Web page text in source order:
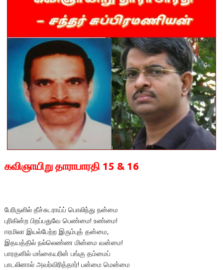
கவிஞாயிறு தாராபாரதி 15 & 16
பேரிருளில் தீச்சுடராய்ப் பொலிந்து நன்மை
புரிகின்ற பிறப்பதுவே பெண்மை! உண்மை!
ஈரமிலா இயல்பேற்ற இரும்புத் தன்மை,
இதயத்தில் நல்லெண்ண மின்மை வன்மை!
பாரதனில் மங்கையரின் பங்கு தம்மைப்
பாடலினால் அவர்விரித்தார்! பன்மை மென்மை